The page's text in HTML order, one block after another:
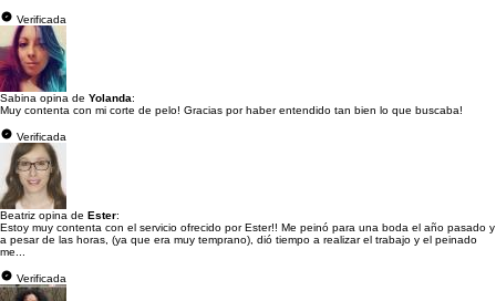
Verificada
Sabina opina de Yolanda:
Muy contenta con mi corte de pelo! Gracias por haber entendido tan bien lo que buscaba!
Verificada
Beatriz opina de Ester:
Estoy muy contenta con el servicio ofrecido por Ester!! Me peinó para una boda el año pasado y
a pesar de las horas, (ya que era muy temprano), dió tiempo a realizar el trabajo y el peinado
me...
Verificada